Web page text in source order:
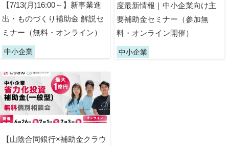
【7/13(月)16:00～】新事業進
出・ものづくり補助金 解説セ
ミナー（無料・オンライン）
中小企業
度最新情報｜中小企業向け主
要補助金セミナー（参加無
料・オンライン開催）
中小企業
【山陰合同銀行×補助金クラウ